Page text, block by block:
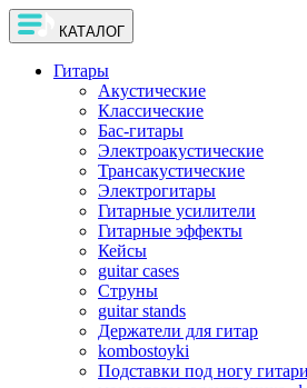
КАТАЛОГ
Гитары
Акустические
Классические
Бас-гитары
Электроакустические
Трансакустические
Электрогитары
Гитарные усилители
Гитарные эффекты
Кейсы
guitar cases
Струны
guitar stands
Держатели для гитар
kombostoyki
Подставки под ногу